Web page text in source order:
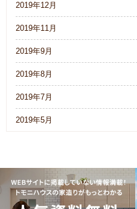
2019年12月
2019年11月
2019年9月
2019年8月
2019年7月
2019年5月